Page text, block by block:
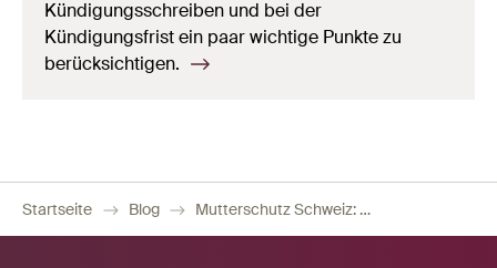
Kündigungsschreiben und bei der
Kündigungsfrist ein paar wichtige Punkte zu
berücksichtigen.
Startseite Blog Mutterschutz Schweiz: Beginn, Urlaub und Kündigung